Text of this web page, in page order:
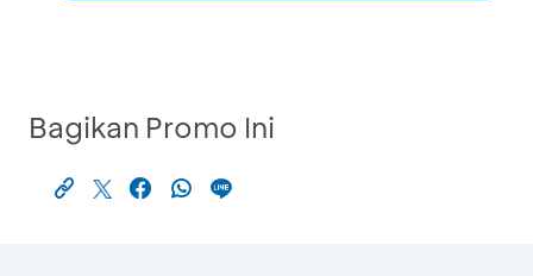
Bagikan Promo Ini